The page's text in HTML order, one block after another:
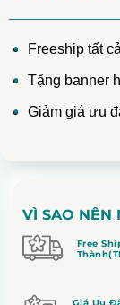
Freeship tất
Tặng banner
Giảm giá ưu
VÌ SAO NÊN
Free
Giá Ưu